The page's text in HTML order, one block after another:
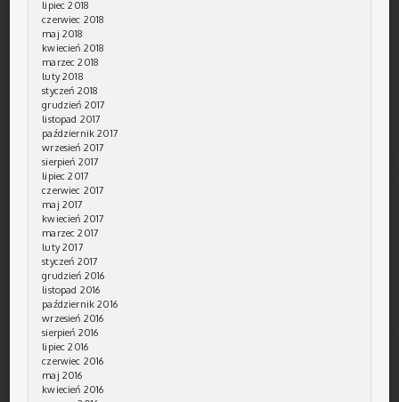
lipiec 2018
czerwiec 2018
maj 2018
kwiecień 2018
marzec 2018
luty 2018
styczeń 2018
grudzień 2017
listopad 2017
październik 2017
wrzesień 2017
sierpień 2017
lipiec 2017
czerwiec 2017
maj 2017
kwiecień 2017
marzec 2017
luty 2017
styczeń 2017
grudzień 2016
listopad 2016
październik 2016
wrzesień 2016
sierpień 2016
lipiec 2016
czerwiec 2016
maj 2016
kwiecień 2016